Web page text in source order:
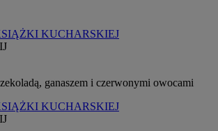
KUCHARSKIEJ
KUCHARSKIEJ